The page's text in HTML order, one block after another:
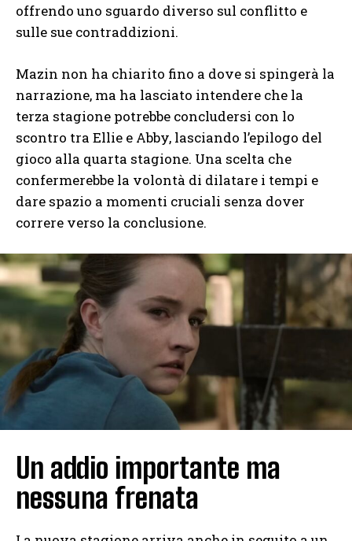
offrendo uno sguardo diverso sul conflitto e
sulle sue contraddizioni.
Mazin non ha chiarito fino a dove si spingerà la
narrazione, ma ha lasciato intendere che la
terza stagione potrebbe concludersi con lo
scontro tra Ellie e Abby, lasciando l’epilogo del
gioco alla quarta stagione. Una scelta che
confermerebbe la volontà di dilatare i tempi e
dare spazio a momenti cruciali senza dover
correre verso la conclusione.
Un addio importante ma
nessuna frenata